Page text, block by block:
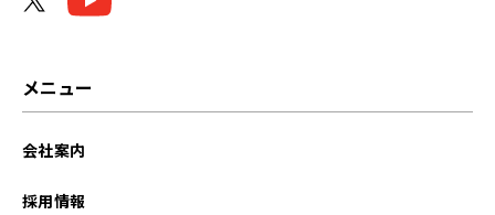
メニュー
会社案内
採用情報